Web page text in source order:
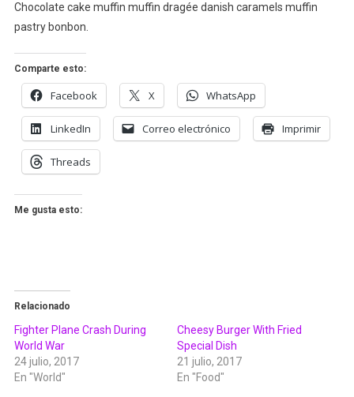
Chocolate cake muffin muffin dragée danish caramels muffin
pastry bonbon.
Comparte esto:
Facebook X WhatsApp
LinkedIn Correo electrónico Imprimir
Threads
Me gusta esto:
Relacionado
Fighter Plane Crash During
World War
24 julio, 2017
En "World"
Cheesy Burger With Fried
Special Dish
21 julio, 2017
En "Food"